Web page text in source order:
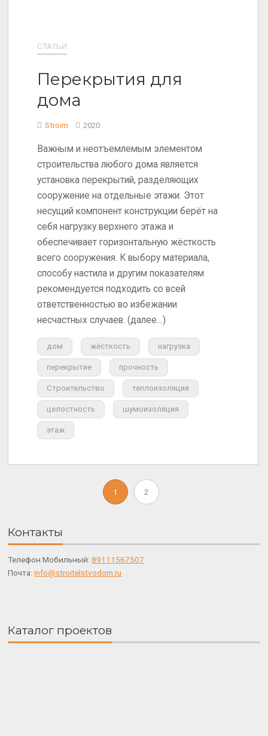
СТАТЬИ
Перекрытия для
дома
Stroim 2020
Важным и неотъемлемым элементом
строительства любого дома является
установка перекрытий, разделяющих
сооружение на отдельные этажи. Этот
несущий компонент конструкции берёт на
себя нагрузку верхнего этажа и
обеспечивает горизонтальную жёсткость
всего сооружения. К выбору материала,
способу настила и другим показателям
рекомендуется подходить со всей
ответственностью во избежании
несчастных случаев. (далее…)
дом жёсткость нагрузка
перекрытие прочность
Строительство теплоизоляция
целостность шумоизоляция
этаж
1 2
Контакты
Телефон Мобильный:89111567507
Почта:info@stroitelstvodom.ru
Каталог проектов